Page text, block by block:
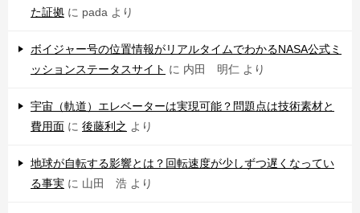
た証拠 に pada より
ボイジャー号の位置情報がリアルタイムでわかるNASA公式ミ
ッションステータスサイト に 内田 明仁 より
宇宙（軌道）エレベーターは実現可能？問題点は技術素材と
費用面 に 後藤利之 より
地球が自転する影響とは？回転速度が少しずつ遅くなってい
る事実 に 山田 浩 より